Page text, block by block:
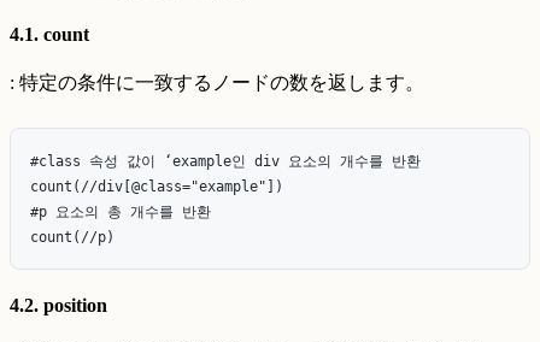
4.1. count
: 特定の条件に一致するノードの数を返します。
#class 속성 값이 ‘example인 div 요소의 개수를 반환
count(//div[@class="example"])
#p 요소의 총 개수를 반환
4.2. position